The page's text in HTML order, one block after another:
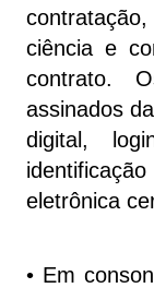
ciência e
contrato.
assinados
digital,
eletrônica
• Em